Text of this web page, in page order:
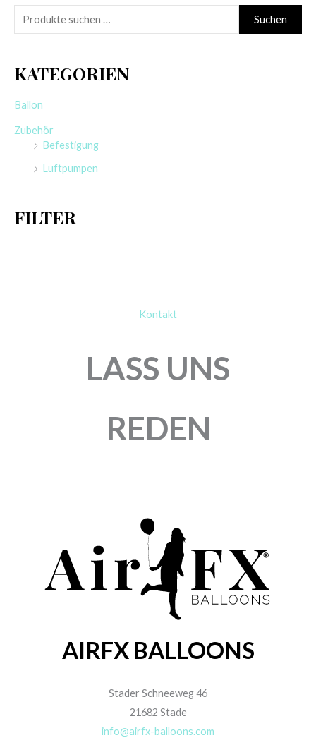
u
h
n
Suchen
KATEGORIEN
Ballon
Zubehör
Befestigung
Luftpumpen
FILTER
Kontakt
LASS UNS
REDEN
AIRFX BALLOONS
Stader Schneeweg 46
21682 Stade
info@airfx-balloons.com